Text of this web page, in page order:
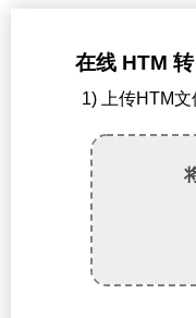
在线 HTM
1) 上传HTM